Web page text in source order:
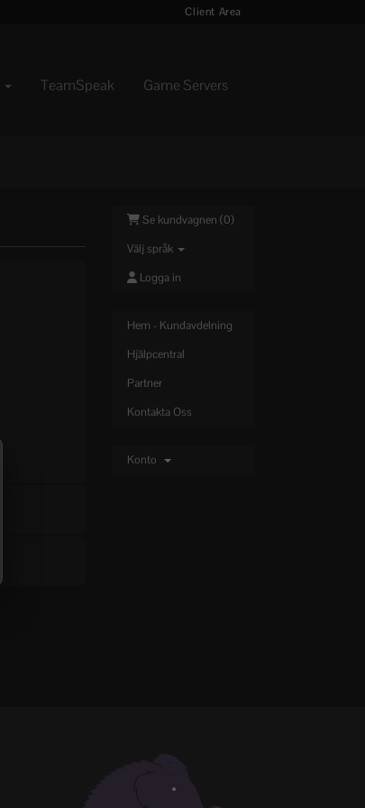
Client Area
TeamSpeak Game Servers
Se kundvagnen (0)
Välj språk
Logga in
Hem - Kundavdelning
Hjälpcentral
Partner
Kontakta Oss
Konto